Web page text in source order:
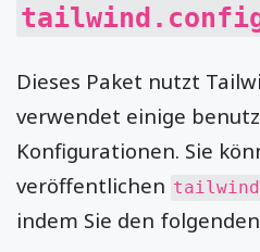
Dieses Paket nutzt
verwendet einige
Konfigurationen. Sie
veröffentlichen
indem Sie den